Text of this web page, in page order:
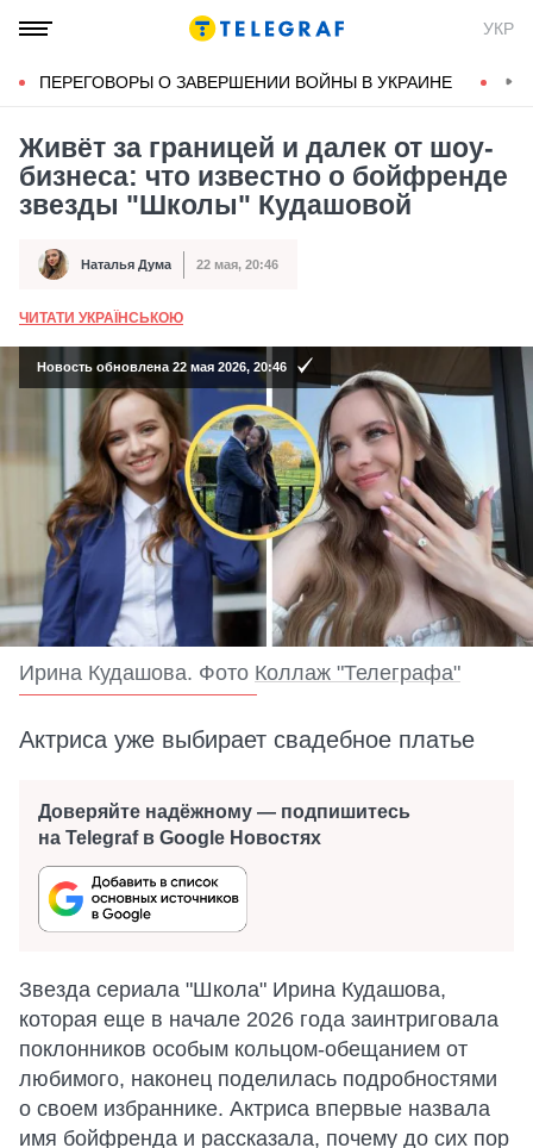
УКР
ПЕРЕГОВОРЫ О ЗАВЕРШЕНИИ ВОЙНЫ В УКРАИНЕ
Живёт за границей и далек от шоу-
бизнеса: что известно о бойфренде
звезды "Школы" Кудашовой
Автор Наталья Дума
Дата публикации 22 мая, 20:46
ЧИТАТИ УКРАЇНСЬКОЮ
Новость обновлена 22 мая 2026, 20:46
Ирина Кудашова. Фото Коллаж "Телеграфа"
Актриса уже выбирает свадебное платье
Доверяйте надёжному — подпишитесь
на Telegraf в Google Новостях
Звезда сериала "Школа" Ирина Кудашова,
которая еще в начале 2026 года заинтриговала
поклонников особым кольцом-обещанием от
любимого, наконец поделилась подробностями
о своем избраннике. Актриса впервые назвала
имя бойфренда и рассказала, почему до сих пор